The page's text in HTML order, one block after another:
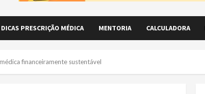
DICAS PRESCRIÇÃO MÉDICA MENTORIA CALCULADORA
financeiramente sustentável